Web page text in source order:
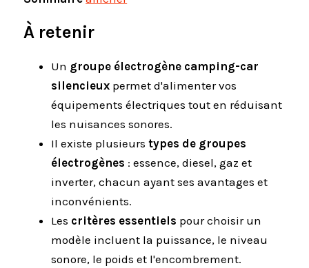
À retenir
Un groupe électrogène camping-car
silencieux permet d'alimenter vos
équipements électriques tout en réduisant
les nuisances sonores.
Il existe plusieurstypes de groupes
électrogènes : essence, diesel, gaz et
inverter, chacun ayant ses avantages et
inconvénients.
Les critères essentiels pour choisir un
modèle incluent la puissance, le niveau
sonore, le poids et l'encombrement.